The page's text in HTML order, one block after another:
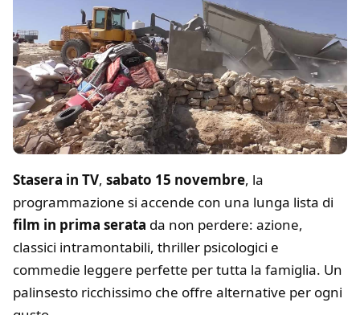
Stasera in TV, sabato 15 novembre, la
programmazione si accende con una lunga lista di
film in prima serata da non perdere: azione,
classici intramontabili, thriller psicologici e
commedie leggere perfette per tutta la famiglia. Un
palinsesto ricchissimo che offre alternative per ogni